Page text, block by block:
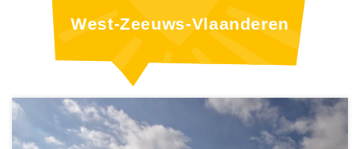
West-Zeeuws-Vlaanderen